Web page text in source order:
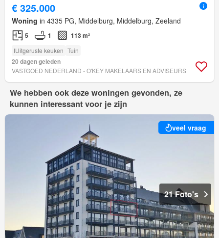
€ 325.000
Woning in 4335 PG, Middelburg, Middelburg, Zeeland
5 1 113 m²
IUitgeruste keuken Tuin
20 dagen geleden
VASTGOED NEDERLAND - O'KEY MAKELAARS EN ADVISEURS
We hebben ook deze woningen gevonden, ze
kunnen interessant voor je zijn
veel vraag
21 Foto's